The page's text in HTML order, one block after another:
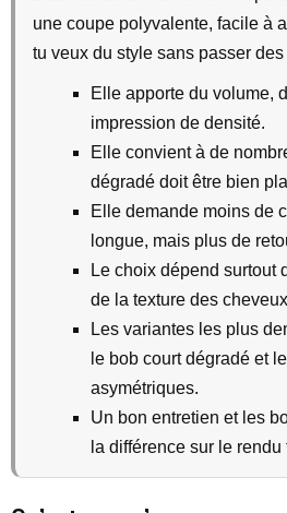
une coupe polyvalente, facile à
tu veux du style sans passer
Elle apporte du volume,
impression de densité.
Elle convient à de
dégradé doit être bien
Elle demande moins de
longue, mais plus de
Le choix dépend surtout
de la texture des
Les variantes les plus
le bob court dégradé et
asymétriques.
Un bon entretien et les
la différence sur le rendu